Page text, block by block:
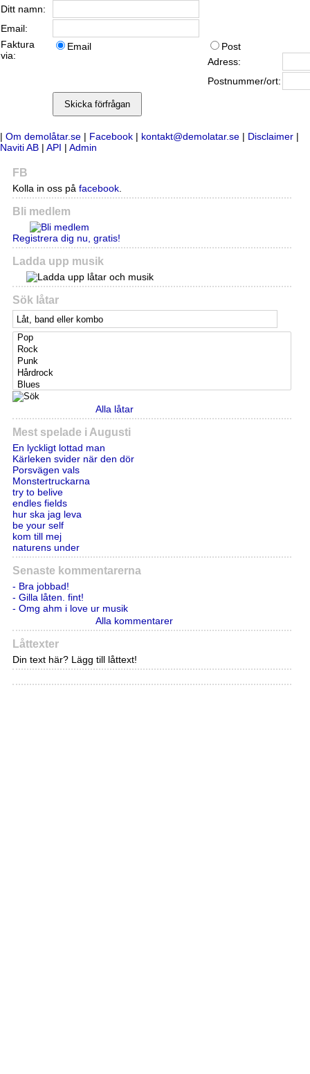
Ditt namn:
Email:
Faktura
via:
Email
Post
Adress:
Postnummer/ort:
| Om demolåtar.se | Facebook | kontakt@demolatar.se | Disclaimer |
Naviti AB | API | Admin
FB
Kolla in oss på facebook.
Bli medlem
Registrera dig nu, gratis!
Ladda upp musik
Sök låtar
Alla låtar
Mest spelade i Augusti
En lyckligt lottad man
Kärleken svider när den dör
Porsvägen vals
Monstertruckarna
try to belive
endles fields
hur ska jag leva
be your self
kom till mej
naturens under
Senaste kommentarerna
- Bra jobbad!
- Gilla låten. fint!
- Omg ahm i love ur musik
Alla kommentarer
Låttexter
Din text här? Lägg till låttext!